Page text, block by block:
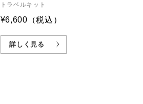
トラベルキット
¥6,600 （税込）
詳しく見る